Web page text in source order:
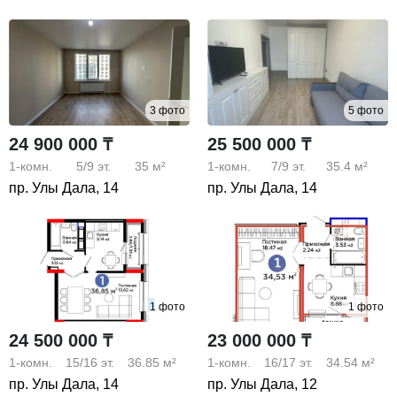
3 фото
24 900 000 ₸
1-комн. 5/9 эт. 35 м²
пр. Улы Дала, 14
5 фото
25 500 000 ₸
1-комн. 7/9 эт. 35.4 м²
пр. Улы Дала, 14
1 фото
24 500 000 ₸
1-комн. 15/16 эт. 36.85 м²
пр. Улы Дала, 14
1 фото
23 000 000 ₸
1-комн. 16/17 эт. 34.54 м²
пр. Улы Дала, 12